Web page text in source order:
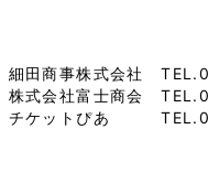
細田商事株式会社
株式会社富士商会
チケットぴあ